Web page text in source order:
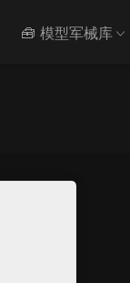
🧰 模型军械库